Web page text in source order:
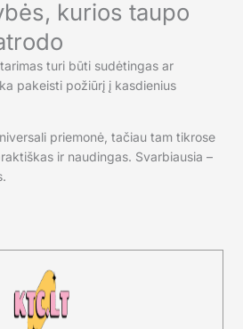
kurios taupo
turi būti sudėtingas ar
pakeisti požiūrį į kasdienius
priemonė, tačiau tam tikrose
ir naudingas. Svarbiausia –